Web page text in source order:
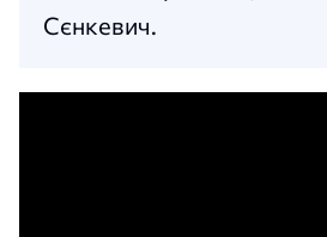
Сєнкевич.